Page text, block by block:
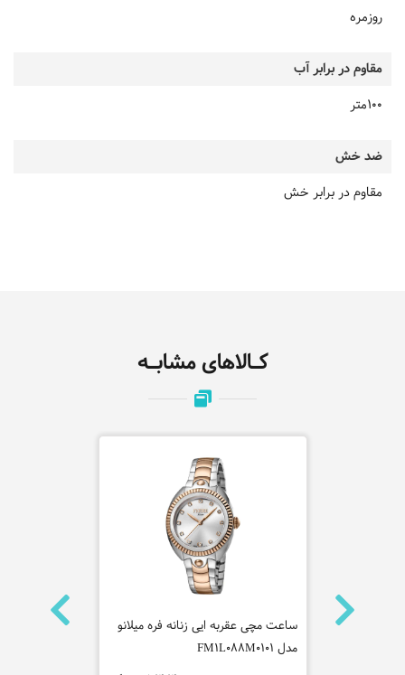
روزمره
مقاوم در برابر آب
100متر
ضد خش
مقاوم در برابر خش
کـالاهای مشابـه
ساعت مچی
ساعت مچی عقربه ایی زنانه فره میلانو
مدل FM1L088M0101